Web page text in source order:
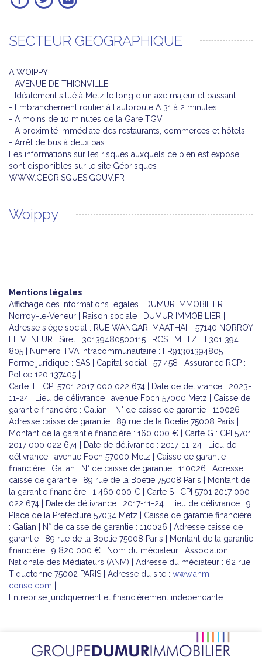
SECTEUR GEOGRAPHIQUE
A WOIPPY
- AVENUE DE THIONVILLE
- Idéalement situé à Metz le long d'un axe majeur et passant
- Embranchement routier à l'autoroute A 31 à 2 minutes
- A moins de 10 minutes de la Gare TGV
- A proximité immédiate des restaurants, commerces et hôtels
- Arrêt de bus à deux pas.
Les informations sur les risques auxquels ce bien est exposé
sont disponibles sur le site Géorisques :
WWW.GEORISQUES.GOUV.FR
Woippy
Mentions légales
Affichage des informations légales : DUMUR IMMOBILIER
Norroy-le-Veneur | Raison sociale : DUMUR IMMOBILIER |
Adresse siège social : RUE WANGARI MAATHAI - 57140 NORROY
LE VENEUR | Siret : 30139480500115 | RCS : METZ TI 301 394
805 | Numero TVA Intracommunautaire : FR91301394805 |
Forme juridique : SAS | Capital social : 57 458 | Assurance RCP :
Police 120 137405 |
Carte T : CPI 5701 2017 000 022 674 | Date de délivrance : 2023-
11-24 | Lieu de délivrance : avenue Foch 57000 Metz | Caisse de
garantie financière : Galian. | N° de caisse de garantie : 110026 |
Adresse caisse de garantie : 89 rue de la Boetie 75008 Paris |
Montant de la garantie financière : 160 000 € | Carte G : CPI 5701
2017 000 022 674 | Date de délivrance : 2017-11-24 | Lieu de
délivrance : avenue Foch 57000 Metz | Caisse de garantie
financière : Galian | N° de caisse de garantie : 110026 | Adresse
caisse de garantie : 89 rue de la Boetie 75008 Paris | Montant de
la garantie financière : 1 460 000 € | Carte S : CPI 5701 2017 000
022 674 | Date de délivrance : 2017-11-24 | Lieu de délivrance : 9
Place de la Préfecture 57034 Metz | Caisse de garantie financière
: Galian | N° de caisse de garantie : 110026 | Adresse caisse de
garantie : 89 rue de la Boetie 75008 Paris | Montant de la garantie
financière : 9 820 000 € | Nom du médiateur : Association
Nationale des Médiateurs (ANM) | Adresse du médiateur : 62 rue
Tiquetonne 75002 PARIS | Adresse du site : www.anm-
conso.com
Entreprise juridiquement et financièrement indépendante